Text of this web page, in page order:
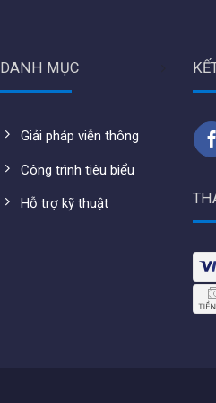
DANH MỤC
Giải pháp viễn thông
Công trình tiêu biểu
Hỗ trợ kỹ thuật